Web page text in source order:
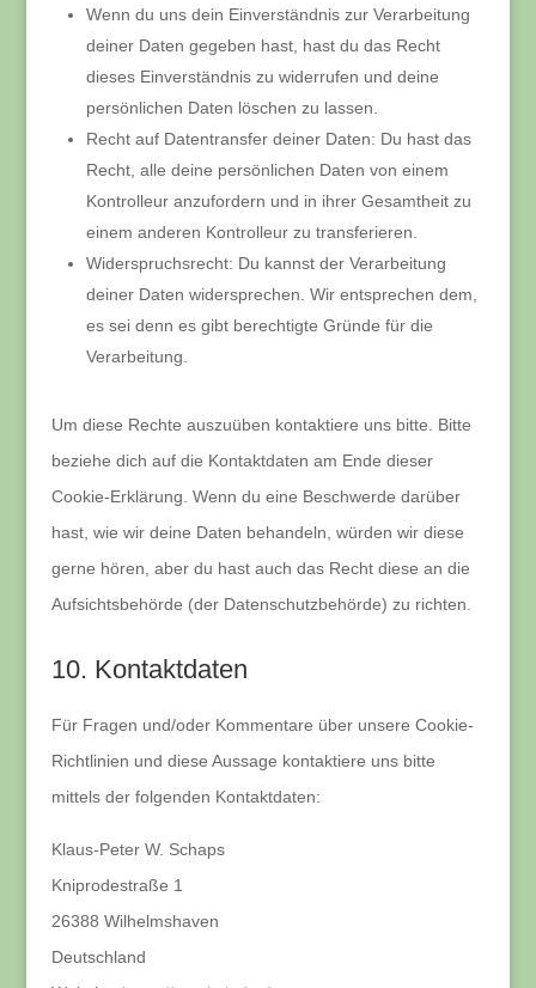
Wenn du uns dein Einverständnis zur Verarbeitung
deiner Daten gegeben hast, hast du das Recht
dieses Einverständnis zu widerrufen und deine
persönlichen Daten löschen zu lassen.
Recht auf Datentransfer deiner Daten: Du hast das
Recht, alle deine persönlichen Daten von einem
Kontrolleur anzufordern und in ihrer Gesamtheit zu
einem anderen Kontrolleur zu transferieren.
Widerspruchsrecht: Du kannst der Verarbeitung
deiner Daten widersprechen. Wir entsprechen dem,
es sei denn es gibt berechtigte Gründe für die
Verarbeitung.
Um diese Rechte auszuüben kontaktiere uns bitte. Bitte
beziehe dich auf die Kontaktdaten am Ende dieser
Cookie-Erklärung. Wenn du eine Beschwerde darüber
hast, wie wir deine Daten behandeln, würden wir diese
gerne hören, aber du hast auch das Recht diese an die
Aufsichtsbehörde (der Datenschutzbehörde) zu richten.
10. Kontaktdaten
Für Fragen und/oder Kommentare über unsere Cookie-
Richtlinien und diese Aussage kontaktiere uns bitte
mittels der folgenden Kontaktdaten:
Klaus-Peter W. Schaps
Kniprodestraße 1
26388 Wilhelmshaven
Deutschland